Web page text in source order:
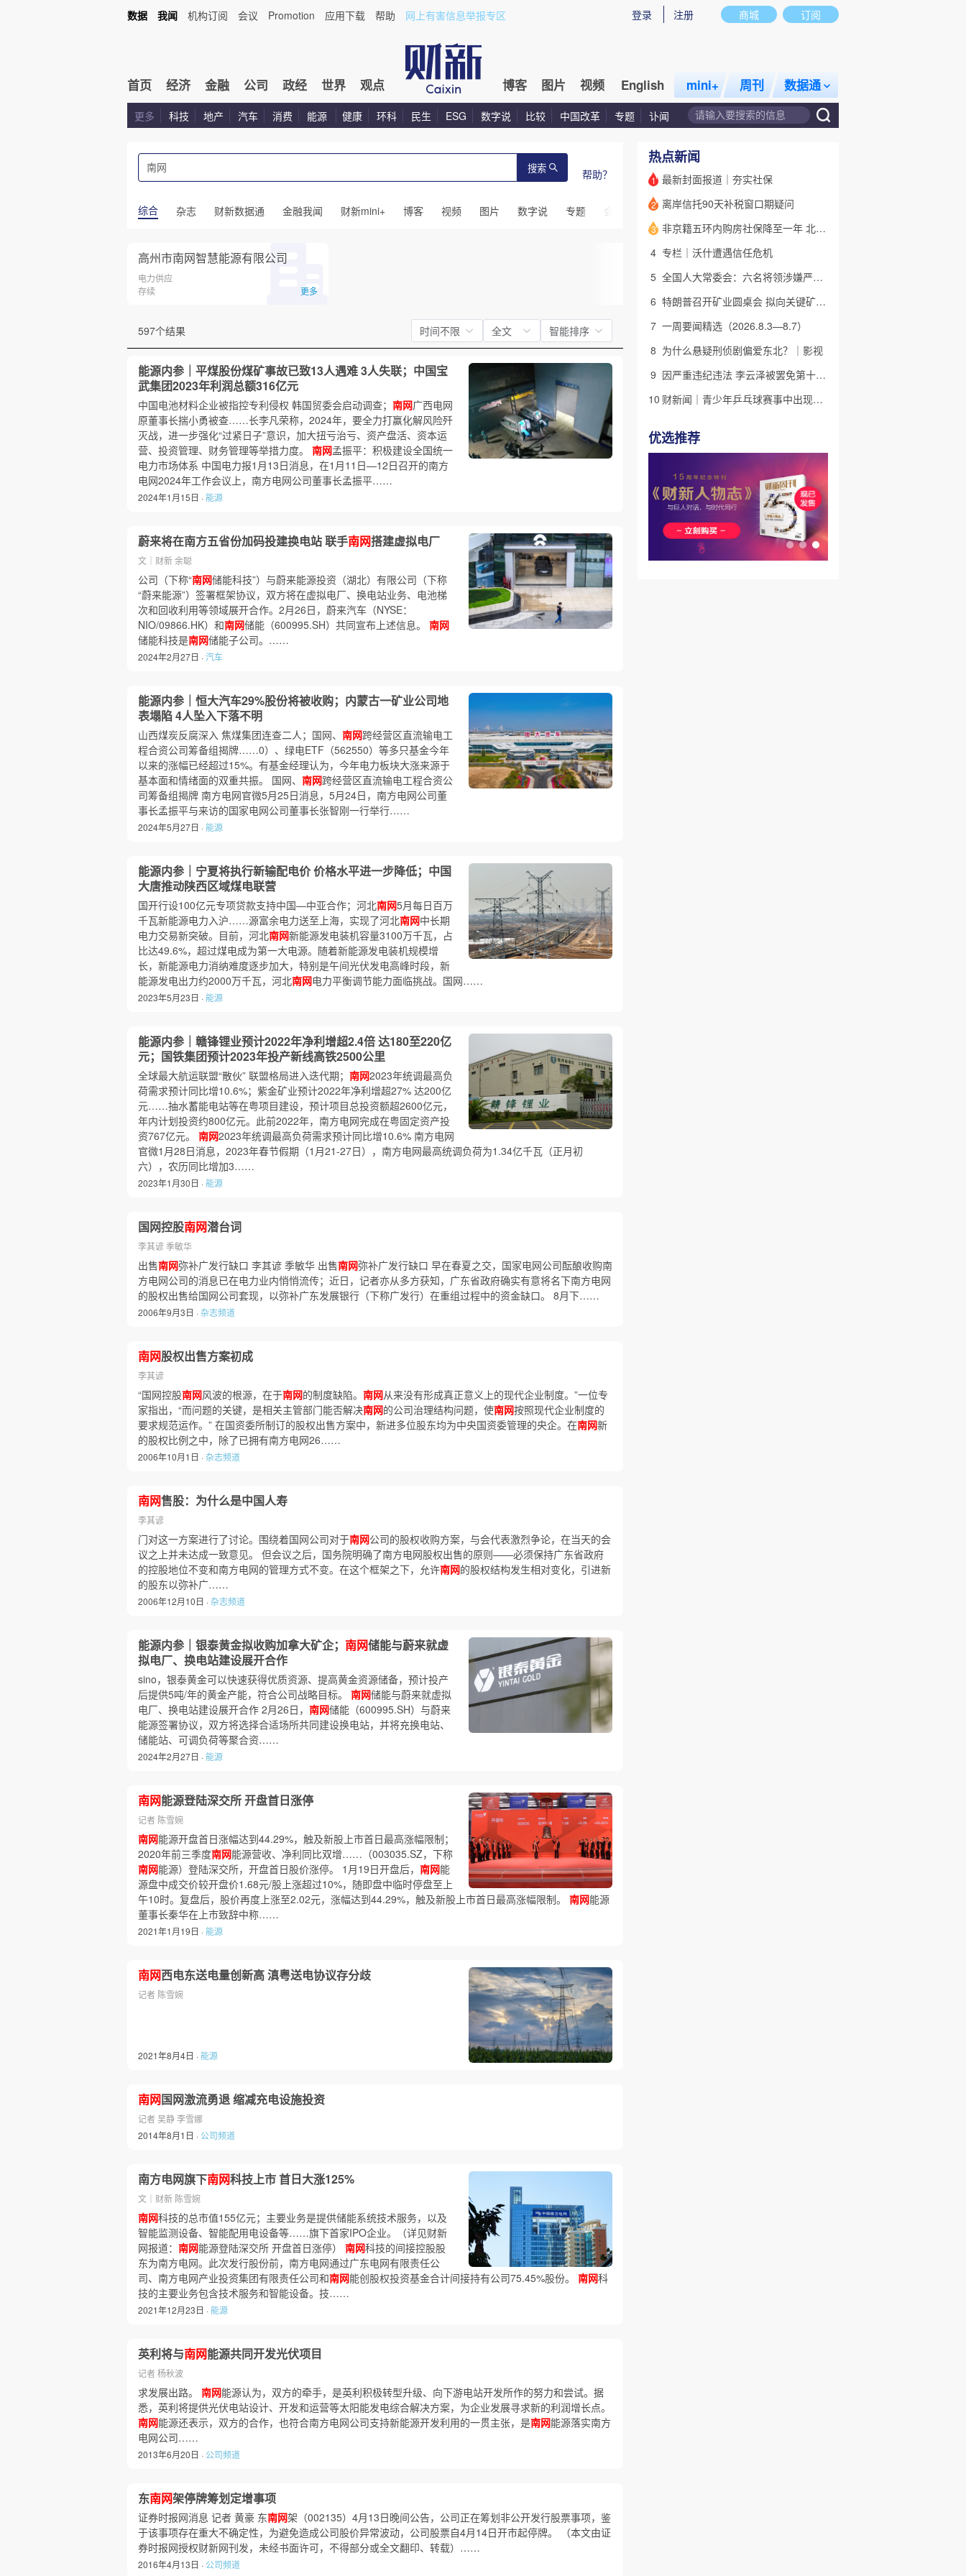
商城 订阅
登录 注册
数据 我闻 机构订阅 会议 Promotion 应用下载 帮助 网上有害信息举报专区
首页 经济 金融 公司 政经 世界 观点 博客 图片 视频 English mini+ 周刊 数据通
更多 科技 地产 汽车 消费 能源 健康 环科 民生 ESG 数字说 比较 中国改革 专题 讣闻
搜索 帮助？
综合 杂志 财新数据通 金融我闻 财新mini+ 博客 视频 图片 数字说 专题 会议 话题 特别呈现 私房课
高州市南网智慧能源有限公司
电力供应
存续
更多
597个结果 时间不限 全文 智能排序
能源内参｜平煤股份煤矿事故已致13人遇难 3人失联；中国宝
武集团2023年利润总额316亿元
中国电池材料企业被指控专利侵权 韩国贸委会启动调查； 南网广西电网
原董事长揣小勇被查……长李凡荣称，2024年，要全力打赢化解风险歼
灭战，进一步强化“过紧日子”意识，加大扭亏治亏、资产盘活、资本运
营、投资管理、财务管理等举措力度。 南网孟振平：积极建设全国统一
电力市场体系 中国电力报1月13日消息，在1月11日—12日召开的南方
电网2024年工作会议上，南方电网公司董事长孟振平……
2024年1月15日 · 能源
蔚来将在南方五省份加码投建换电站 联手南网搭建虚拟电厂
文｜财新 余聪
公司（下称“南网储能科技”）与蔚来能源投资（湖北）有限公司（下称
“蔚来能源”）签署框架协议，双方将在虚拟电厂、换电站业务、电池梯
次和回收利用等领域展开合作。2月26日，蔚来汽车（NYSE：
NIO/09866.HK）和南网储能（600995.SH）共同宣布上述信息。 南网
储能科技是南网储能子公司。……
2024年2月27日 ·汽车
能源内参｜恒大汽车29%股份将被收购；内蒙古一矿业公司地
表塌陷 4人坠入下落不明
山西煤炭反腐深入 焦煤集团连查二人；国网、 南网跨经营区直流输电工
程合资公司筹备组揭牌……0）、绿电ETF（562550）等多只基金今年
以来的涨幅已经超过15%。有基金经理认为，今年电力板块大涨来源于
基本面和情绪面的双重共振。 国网、 南网跨经营区直流输电工程合资公
司筹备组揭牌 南方电网官微5月25日消息，5月24日，南方电网公司董
事长孟振平与来访的国家电网公司董事长张智刚一行举行……
2024年5月27日 · 能源
能源内参｜宁夏将执行新输配电价 价格水平进一步降低；中国
大唐推动陕西区域煤电联营
国开行设100亿元专项贷款支持中国—中亚合作；河北南网5月每日百万
千瓦新能源电力入沪……源富余电力送至上海，实现了河北南网中长期
电力交易新突破。目前，河北南网新能源发电装机容量3100万千瓦，占
比达49.6%，超过煤电成为第一大电源。随着新能源发电装机规模增
长，新能源电力消纳难度逐步加大，特别是午间光伏发电高峰时段，新
能源发电出力约2000万千瓦，河北南网电力平衡调节能力面临挑战。国网……
2023年5月23日 · 能源
能源内参｜赣锋锂业预计2022年净利增超2.4倍 达180至220亿
元；国铁集团预计2023年投产新线高铁2500公里
全球最大航运联盟“散伙” 联盟格局进入迭代期； 南网2023年统调最高负
荷需求预计同比增10.6%；紫金矿业预计2022年净利增超27% 达200亿
元……抽水蓄能电站等在粤项目建设，预计项目总投资额超2600亿元，
年内计划投资约800亿元。此前2022年，南方电网完成在粤固定资产投
资767亿元。 南网2023年统调最高负荷需求预计同比增10.6% 南方电网
官微1月28日消息，2023年春节假期（1月21-27日），南方电网最高统调负荷为1.34亿千瓦（正月初
六），农历同比增加3……
2023年1月30日 · 能源
国网控股南网潜台词
李其谚 季敏华
出售南网弥补广发行缺口 李其谚 季敏华 出售南网弥补广发行缺口 早在春夏之交，国家电网公司酝酿收购南
方电网公司的消息已在电力业内悄悄流传；近日，记者亦从多方获知，广东省政府确实有意将名下南方电网
的股权出售给国网公司套现，以弥补广东发展银行（下称广发行）在重组过程中的资金缺口。 8月下……
2006年9月3日 ·杂志频道
南网股权出售方案初成
李其谚
“国网控股南网风波的根源，在于南网的制度缺陷。 南网从来没有形成真正意义上的现代企业制度。”一位专
家指出，“而问题的关键，是相关主管部门能否解决南网的公司治理结构问题，使南网按照现代企业制度的
要求规范运作。” 在国资委所制订的股权出售方案中，新进多位股东均为中央国资委管理的央企。在南网新
的股权比例之中，除了已拥有南方电网26……
2006年10月1日 ·杂志频道
南网售股：为什么是中国人寿
李其谚
门对这一方案进行了讨论。围绕着国网公司对于南网公司的股权收购方案，与会代表激烈争论，在当天的会
议之上并未达成一致意见。 但会议之后，国务院明确了南方电网股权出售的原则——必须保持广东省政府
的控股地位不变和南方电网的管理方式不变。在这个框架之下，允许南网的股权结构发生相对变化，引进新
的股东以弥补广……
2006年12月10日 ·杂志频道
能源内参｜银泰黄金拟收购加拿大矿企； 南网储能与蔚来就虚
拟电厂、换电站建设展开合作
sino，银泰黄金可以快速获得优质资源、提高黄金资源储备，预计投产
后提供5吨/年的黄金产能，符合公司战略目标。 南网储能与蔚来就虚拟
电厂、换电站建设展开合作 2月26日， 南网储能（600995.SH）与蔚来
能源签署协议，双方将选择合适场所共同建设换电站，并将充换电站、
储能站、可调负荷等聚合资……
2024年2月27日 · 能源
南网能源登陆深交所 开盘首日涨停
记者 陈雪婉
南网能源开盘首日涨幅达到44.29%，触及新股上市首日最高涨幅限制；
2020年前三季度南网能源营收、净利同比双增……（003035.SZ，下称
南网能源）登陆深交所，开盘首日股价涨停。 1月19日开盘后， 南网能
源盘中成交价较开盘价1.68元/股上涨超过10%，随即盘中临时停盘至上
午10时。复盘后，股价再度上涨至2.02元，涨幅达到44.29%，触及新股上市首日最高涨幅限制。 南网能源
董事长秦华在上市致辞中称……
2021年1月19日 · 能源
南网西电东送电量创新高 滇粤送电协议存分歧
记者 陈雪婉
2021年8月4日 · 能源
南网国网激流勇退 缩减充电设施投资
记者 吴静 李雪娜
2014年8月1日 · 公司频道
南方电网旗下南网科技上市 首日大涨125%
文｜财新 陈雪婉
南网科技的总市值155亿元；主要业务是提供储能系统技术服务，以及
智能监测设备、智能配用电设备等……旗下首家IPO企业。（详见财新
网报道： 南网能源登陆深交所 开盘首日涨停） 南网科技的间接控股股
东为南方电网。此次发行股份前，南方电网通过广东电网有限责任公
司、南方电网产业投资集团有限责任公司和南网能创股权投资基金合计间接持有公司75.45%股份。 南网科
技的主要业务包含技术服务和智能设备。技……
2021年12月23日 · 能源
英利将与南网能源共同开发光伏项目
记者 杨秋波
求发展出路。 南网能源认为，双方的牵手，是英利积极转型升级、向下游电站开发所作的努力和尝试。据
悉，英利将提供光伏电站设计、开发和运营等太阳能发电综合解决方案，为企业发展寻求新的利润增长点。
南网能源还表示，双方的合作，也符合南方电网公司支持新能源开发利用的一贯主张，是南网能源落实南方
电网公司……
2013年6月20日 · 公司频道
东南网架停牌筹划定增事项
证券时报网消息 记者 黄豪 东南网架（002135）4月13日晚间公告，公司正在筹划非公开发行股票事项，鉴
于该事项存在重大不确定性，为避免造成公司股价异常波动，公司股票自4月14日开市起停牌。 （本文由证
券时报网授权财新网刊发，未经书面许可，不得部分或全文翻印、转载）……
2016年4月13日 · 公司频道
热点新闻
1 最新封面报道｜夯实社保
2 离岸信托90天补税窗口期疑问
3
非京籍五环内购房社保降至一年 北京市公积金最高可贷340万元
4 专栏｜沃什遭遇信任危机
5
全国人大常委会：六名将领涉嫌严重违纪违法 被罢免全国人大代表
6
特朗普召开矿业圆桌会 拟向关键矿产投资超20亿美元
7 一周要闻精选（2026.8.3—8.7）
8 为什么悬疑刑侦剧偏爱东北？｜影视
9
因严重违纪违法 李云泽被罢免第十四届全国人大代表职务
10
财新闻｜青少年乒乓球赛事中出现严重赛风赛纪问题，乒协发文
优选推荐